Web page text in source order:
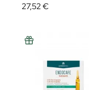
27,52 €